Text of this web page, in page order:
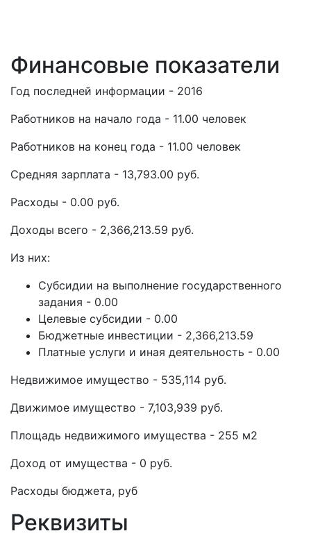
Финансовые показатели
Год последней информации - 2016
Работников на начало года - 11.00 человек
Работников на конец года - 11.00 человек
Средняя зарплата - 13,793.00 руб.
Расходы - 0.00 руб.
Доходы всего - 2,366,213.59 руб.
Из них:
Субсидии на выполнение государственного
задания - 0.00
Целевые субсидии - 0.00
Бюджетные инвестиции - 2,366,213.59
Платные услуги и иная деятельность - 0.00
Недвижимое имущество - 535,114 руб.
Движимое имущество - 7,103,939 руб.
Площадь недвижимого имущества - 255 м2
Доход от имущества - 0 руб.
Расходы бюджета, руб
Реквизиты